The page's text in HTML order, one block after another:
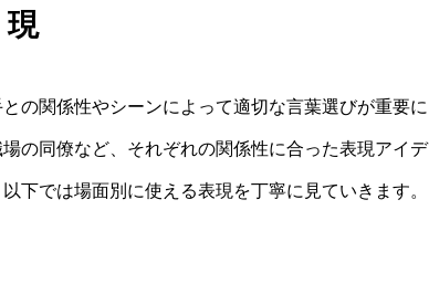
現
の関係性やシーンによって適切な言葉選びが重要に
の同僚など、それぞれの関係性に合った表現アイデ
下では場面別に使える表現を丁寧に見ていきます。